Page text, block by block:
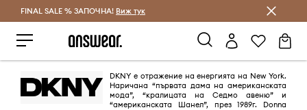
Спестявай с Answear Club
FINAL SALE % ЗАПОЧНА! Виж тук
DKNY е отражение на енергията на New York.
Наричана “първата дама на американската
мода”, “кралицата на Седмо авеню” и
“американската Шанел”, през 1989г. Donna